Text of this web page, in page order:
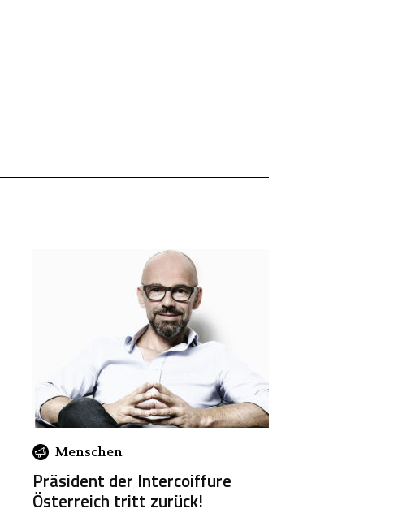
Menschen
Präsident der Intercoiffure
Österreich tritt zurück!